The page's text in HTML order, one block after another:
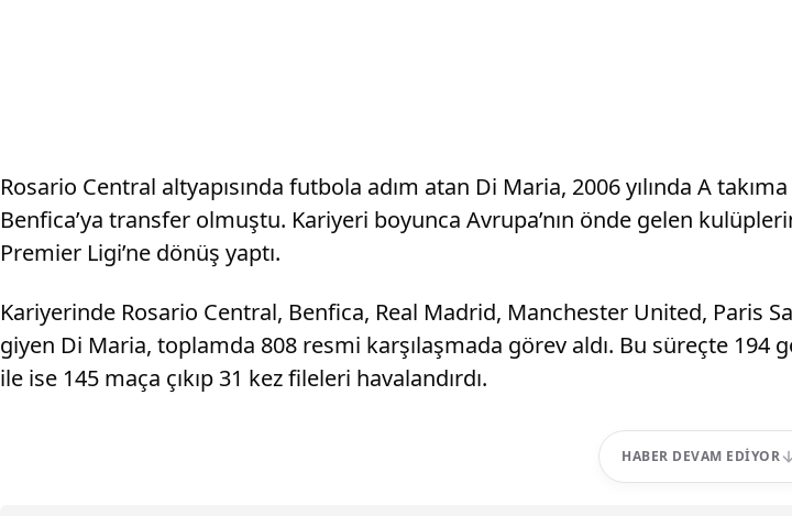
Rosario Central altyapısında futbola adım atan Di Maria, 2006 yılında A
Benfica’ya transfer olmuştu. Kariyeri boyunca Avrupa’nın önde gelen
Premier Ligi’ne dönüş yaptı.
Kariyerinde Rosario Central, Benfica, Real Madrid, Manchester United, Paris
giyen Di Maria, toplamda 808 resmi karşılaşmada görev aldı. Bu süreçte 194
ile ise 145 maça çıkıp 31 kez fileleri havalandırdı.
HABER DEVAM EDIYOR